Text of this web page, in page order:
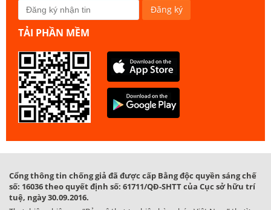
TẢI PHẦN MỀM
Cổng thông tin chống giả đã được cấp Bằng độc quyền sáng chế
số: 16036 theo quyết định số: 61711/QĐ-SHTT của Cục sở hữu trí
tuệ, ngày 30.09.2016.